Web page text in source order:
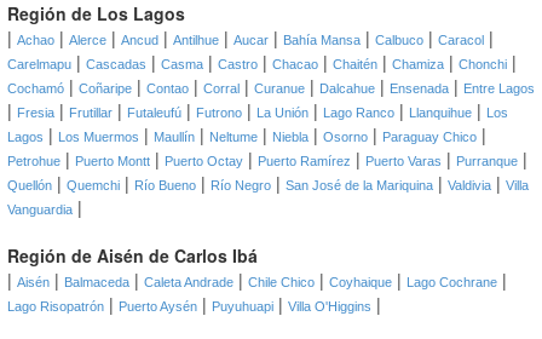
Región de Los Lagos
| Achao | Alerce | Ancud | Antilhue | Aucar | Bahía Mansa | Calbuco | Caracol |
Carelmapu | Cascadas | Casma | Castro | Chacao | Chaitén | Chamiza | Chonchi |
Cochamó | Coñaripe | Contao | Corral | Curanue | Dalcahue | Ensenada | Entre Lagos
| Fresia | Frutillar | Futaleufú | Futrono | La Unión | Lago Ranco | Llanquihue | Los
Lagos | Los Muermos | Maullín | Neltume | Niebla | Osorno | Paraguay Chico |
Petrohue | Puerto Montt | Puerto Octay | Puerto Ramírez | Puerto Varas | Purranque |
Quellón | Quemchi | Río Bueno | Río Negro | San José de la Mariquina | Valdivia | Villa
Vanguardia |
Región de Aisén de Carlos Ibá
| Aisén | Balmaceda | Caleta Andrade | Chile Chico | Coyhaique | Lago Cochrane |
Lago Risopatrón | Puerto Aysén | Puyuhuapi | Villa O'Higgins |